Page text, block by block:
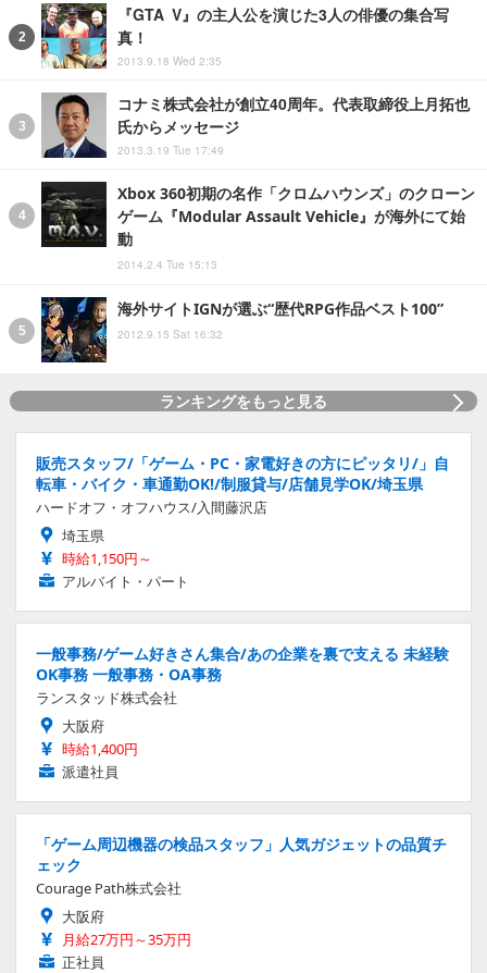
『GTA V』の主人公を演じた3人の俳優の集合写
真！
2013.9.18 Wed 2:35
コナミ株式会社が創立40周年。代表取締役上月拓也
氏からメッセージ
2013.3.19 Tue 17:49
Xbox 360初期の名作「クロムハウンズ」のクローン
ゲーム『Modular Assault Vehicle』が海外にて始
動
2014.2.4 Tue 15:13
海外サイトIGNが選ぶ“歴代RPG作品ベスト100”
2012.9.15 Sat 16:32
ランキングをもっと見る
販売スタッフ/「ゲーム・PC・家電好きの方にピッタリ/」自
転車・バイク・車通勤OK!/制服貸与/店舗見学OK/埼玉県
ハードオフ・オフハウス/入間藤沢店
埼玉県
時給1,150円～
アルバイト・パート
一般事務/ゲーム好きさん集合/あの企業を裏で支える 未経験
OK事務 一般事務・OA事務
ランスタッド株式会社
大阪府
時給1,400円
派遣社員
「ゲーム周辺機器の検品スタッフ」人気ガジェットの品質チ
ェック
Courage Path株式会社
大阪府
月給27万円～35万円
正社員